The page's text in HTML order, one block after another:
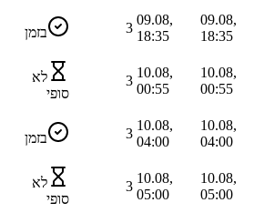
09.08,
18:35
09.08,
18:35
3 בזמן
10.08,
00:55
10.08,
00:55
3
לא
סופי
10.08,
04:00
10.08,
04:00
3 בזמן
10.08,
05:00
10.08,
05:00
3
לא
סופי